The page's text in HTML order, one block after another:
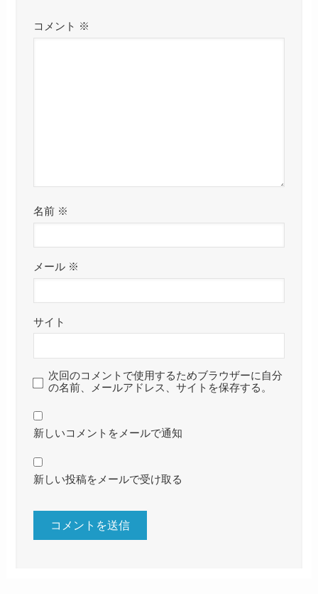
コメント ※
名前 ※
メール ※
サイト
次回のコメントで使用するためブラウザーに自分
の名前、メールアドレス、サイトを保存する。
新しいコメントをメールで通知
新しい投稿をメールで受け取る